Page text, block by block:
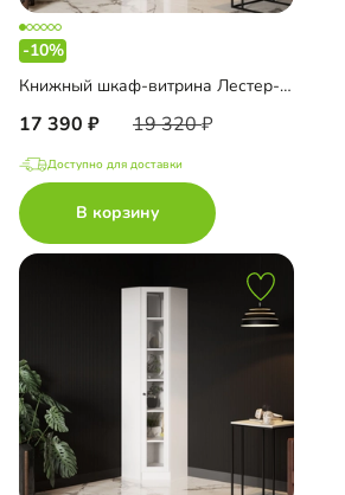
-10%
Книжный шкаф-витрина Лестер-9-500 угловой
17 390 19 320
Доступно для доставки
В корзину